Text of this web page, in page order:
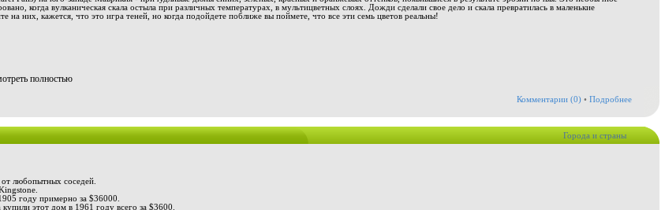
когда вулканическая скала остыла при различных температурах, в мультицветных слоях. Дожди сделали свое дело и скала превратилась в маленькие
на них, кажется, что это игра теней, но когда подойдете поближе вы поймете, что все эти семь цветов реальны!
полностью
Комментарии (0) • Подробнее
Города и страны
любопытных соседей.
году примерно за $36000.
этот дом в 1961 году всего за $3600.